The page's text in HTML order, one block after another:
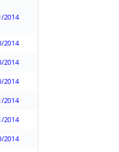
2014
2014
2014
2014
2014
2014
2014